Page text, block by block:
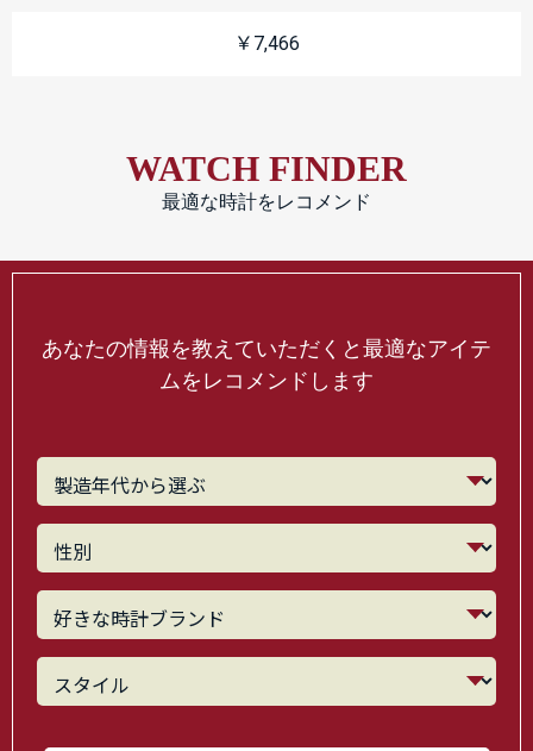
￥7,466
WATCH FINDER
最適な時計をレコメンド
あなたの情報を教えていただくと最適なアイテ
ムをレコメンドします